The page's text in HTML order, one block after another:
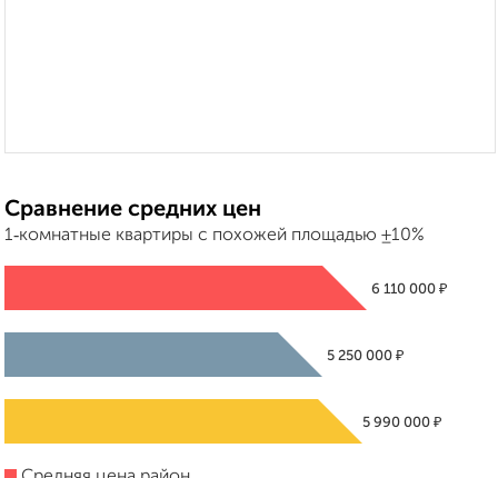
Сравнение средних цен
1‑комнатные квартиры с похожей площадью ±10%
6 110 000 ₽
5 250 000₽
5 990 000 ₽